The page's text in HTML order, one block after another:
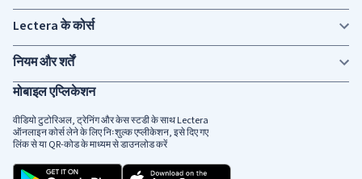
Lectera के कोर्स
नियम और शर्तें
मोबाइल एप्लिकेशन
वीडियो टुटोरिअल, ट्रेनिंग और केस स्टडी के साथ Lectera
ऑनलाइन कोर्स लेने के लिए निःशुल्क एप्लीकेशन, इसे दिए गए
लिंक से या QR-कोड के माध्यम से डाउनलोड करें